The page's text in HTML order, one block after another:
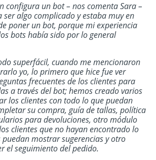
configura un bot – nos comenta Sara –
ser algo complicado y estaba muy en
poner un bot, porque mi experiencia
bots había sido por lo general
superfácil, cuando me mencionaron
yo, lo primero que hice fue ver
frecuentes de los clientes para
a través del bot; hemos creado varios
los clientes con todo lo que puedan
su compra, guía de tallas, política
para devoluciones, otro módulo
clientes que no hayan encontrado lo
puedan mostrar sugerencias y otro
el seguimiento del pedido.